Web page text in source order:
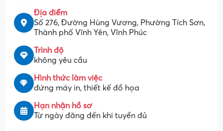
Địa điểm
Số 276, Đường Hùng Vương, Phường Tích Sơn,
Thành phố Vĩnh Yên, Vĩnh Phúc
Trình độ
không yêu cầu
Hình thức làm việc
đứng máy in, thiết kế đồ họa
Hạn nhận hồ sơ
Từ ngày đăng đến khi tuyển đủ